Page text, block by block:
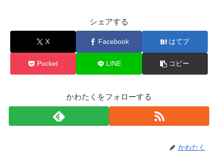
シェアする
X Facebook はてブ
Pocket LINE コピー
かわたくをフォローする
かわたく